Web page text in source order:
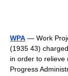
WPA — Work
(1935 43)
in order to relieve
Progress